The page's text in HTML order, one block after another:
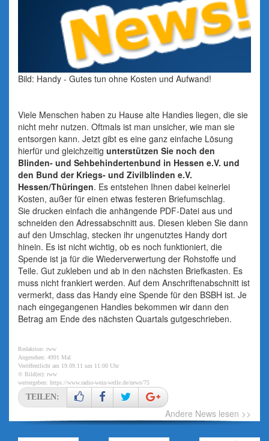
Bild: Handy - Gutes tun ohne Kosten und Aufwand!
Viele Menschen haben zu Hause alte Handies liegen, die sie
nicht mehr nutzen. Oftmals ist man unsicher, wie man sie
entsorgen kann. Jetzt gibt es eine ganz einfache Lösung
hierfür und gleichzeitig unterstützen Sie noch den
Blinden- und Sehbehindertenbund in Hessen e.V. und
den Bund der Kriegs- und Zivilblinden e.V.
Hessen/Thüringen. Es entstehen Ihnen dabei keinerlei
Kosten, außer für einen etwas festeren Briefumschlag.
Sie drucken einfach die anhängende PDF-Datei aus und
schneiden den Adressabschnitt aus. Diesen kleben Sie dann
auf den Umschlag, stecken ihr ungenutztes Handy dort
hinein. Es ist nicht wichtig, ob es noch funktioniert, die
Spende ist ja für die Wiederverwertung der Rohstoffe und
Teile. Gut zukleben und ab in den nächsten Briefkasten. Es
muss nicht frankiert werden. Auf dem Anschriftenabschnitt ist
vermerkt, dass das Handy eine Spende für den BSBH ist. Je
nach eingegangenen Handies bekommen wir dann den
Betrag am Ende des nächsten Quartals gutgeschrieben.
Redaktion: rww
Angesehen: 4991 Mal
Veröffentlicht am 19.09.11 um 11:00 Uhr
© Bild(er): rww
weitergeben: https://www.radio-wein-welle.de/news/75
TEILEN:
Andere News lesen >>